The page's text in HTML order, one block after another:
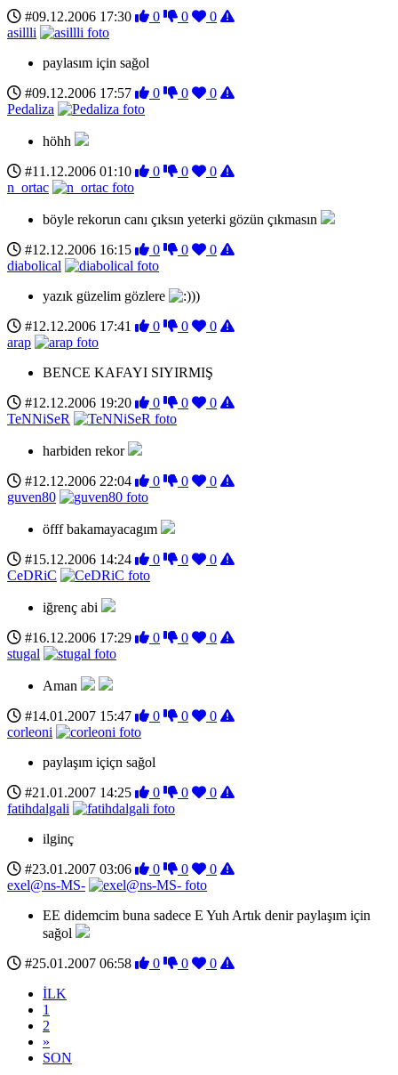
#09.12.2006 17:30
0 0
0
asillli
paylasım için sağol
#09.12.2006 17:57
0 0
0
Pedaliza
höhh
#11.12.2006 01:10
0 0
0
n_ortac
böyle rekorun canı çıksın yeterki gözün çıkmasın
#12.12.2006 16:15
0 0
0
diabolical
yazık güzelim gözlere
))
#12.12.2006 17:41
0 0
0
arap
BENCE KAFAYI SIYIRMIŞ
#12.12.2006 19:20
0 0
0
TeNNiSeR
harbiden rekor
#12.12.2006 22:04
0 0
0
guven80
öfff bakamayacagım
#15.12.2006 14:24
0 0
0
CeDRiC
iğrenç abi
#16.12.2006 17:29
0 0
0
stugal
Aman
#14.01.2007 15:47
0 0
0
corleoni
paylaşım içiçn sağol
#21.01.2007 14:25
0 0
0
fatihdalgali
ilginç
#23.01.2007 03:06
0 0
0
exel@ns-MS-
EE didemcim buna sadece E Yuh Artık denir paylaşım için
sağol
#25.01.2007 06:58
0 0
0
İLK
1
2
»
SON